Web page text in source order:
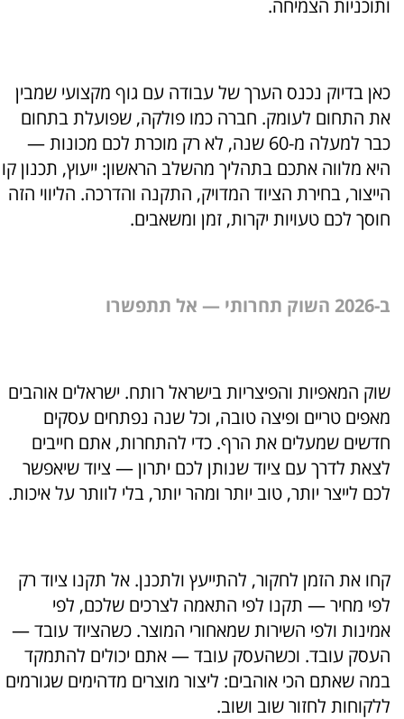
ותוכניות הצמיחה.
כאן בדיוק נכנס הערך של עבודה עם גוף מקצועי שמבין
את התחום לעומק. חברה כמו פולקה, שפועלת בתחום
כבר למעלה מ-60 שנה, לא רק מוכרת לכם מכונות —
היא מלווה אתכם בתהליך מהשלב הראשון: ייעוץ, תכנון קו
הייצור, בחירת הציוד המדויק, התקנה והדרכה. הליווי הזה
חוסך לכם טעויות יקרות, זמן ומשאבים.
ב-2026 השוק תחרותי — אל תתפשרו
שוק המאפיות והפיצריות בישראל רותח. ישראלים אוהבים
מאפים טריים ופיצה טובה, וכל שנה נפתחים עסקים
חדשים שמעלים את הרף. כדי להתחרות, אתם חייבים
לצאת לדרך עם ציוד שנותן לכם יתרון — ציוד שיאפשר
לכם לייצר יותר, טוב יותר ומהר יותר, בלי לוותר על איכות.
קחו את הזמן לחקור, להתייעץ ולתכנן. אל תקנו ציוד רק
לפי מחיר — תקנו לפי התאמה לצרכים שלכם, לפי
אמינות ולפי השירות שמאחורי המוצר. כשהציוד עובד —
העסק עובד. וכשהעסק עובד — אתם יכולים להתמקד
במה שאתם הכי אוהבים: ליצור מוצרים מדהימים שגורמים
ללקוחות לחזור שוב ושוב.